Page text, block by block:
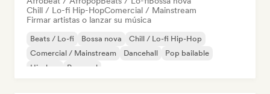
Chill / Lo-fi Hip-HopComercial / Mainstream
Firmar artistas o lanzar su música
Beats / Lo-fi Bossa nova
Chill / Lo-fi Hip-Hop
Comercial / Mainstream
Dancehall
Pop bailable
Hip-hop
Pop soul